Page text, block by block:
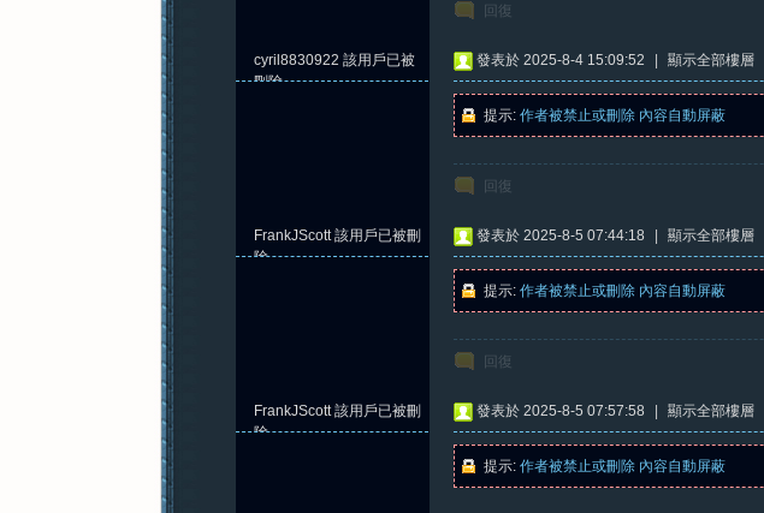
元
回復
cyril8830922 該用戶已被
刪除
發表於 2025-8-4 15:09:52 顯示全部樓層
提示: 作者被禁止或刪除 內容自動屏蔽
回復
FrankJScott該用戶已被刪
除
發表於 2025-8-5 07:44:18 顯示全部樓層
提示: 作者被禁止或刪除 內容自動屏蔽
回復
FrankJScott該用戶已被刪
除
發表於 2025-8-5 07:57:58 顯示全部樓層
提示: 作者被禁止或刪除 內容自動屏蔽